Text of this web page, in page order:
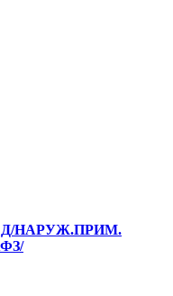
Д/НАРУЖ.ПРИМ.